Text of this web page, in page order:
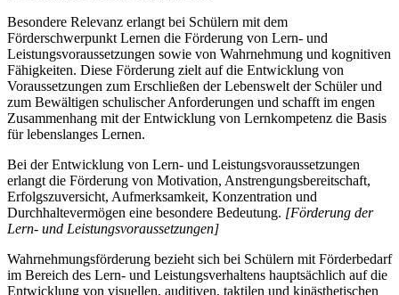
Besondere Relevanz erlangt bei Schülern mit dem
Förderschwerpunkt Lernen die Förderung von Lern- und
Leistungsvoraussetzungen sowie von Wahrnehmung und kognitiven
Fähigkeiten. Diese Förderung zielt auf die Entwicklung von
Voraussetzungen zum Erschließen der Lebenswelt der Schüler und
zum Bewältigen schulischer Anforderungen und schafft im engen
Zusammenhang mit der Entwicklung von Lernkompetenz die Basis
für lebenslanges Lernen.
Bei der Entwicklung von Lern- und Leistungsvoraussetzungen
erlangt die Förderung von Motivation, Anstrengungsbereitschaft,
Erfolgszuversicht, Aufmerksamkeit, Konzentration und
Durchhaltevermögen eine besondere Bedeutung. [Förderung der
Lern- und Leistungsvoraussetzungen]
Wahrnehmungsförderung bezieht sich bei Schülern mit Förderbedarf
im Bereich des Lern- und Leistungsverhaltens hauptsächlich auf die
Entwicklung von visuellen, auditiven, taktilen und kinästhetischen